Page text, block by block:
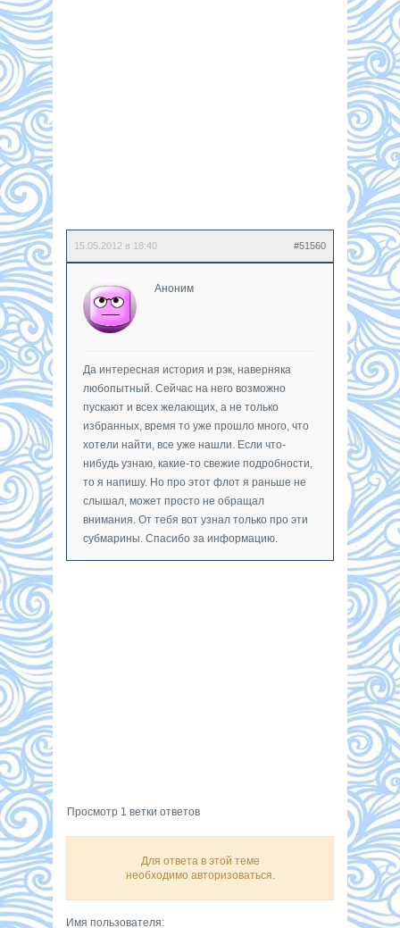
15.05.2012 в 18:40 #51560
Аноним
Да интересная история и рэк, наверняка
любопытный. Сейчас на него возможно
пускают и всех желающих, а не только
избранных, время то уже прошло много, что
хотели найти, все уже нашли. Если что-
нибудь узнаю, какие-то свежие подробности,
то я напишу. Но про этот флот я раньше не
слышал, может просто не обращал
внимания. От тебя вот узнал только про эти
субмарины. Спасибо за информацию.
Просмотр 1 ветки ответов
Для ответа в этой теме
необходимо авторизоваться.
Имя пользователя: